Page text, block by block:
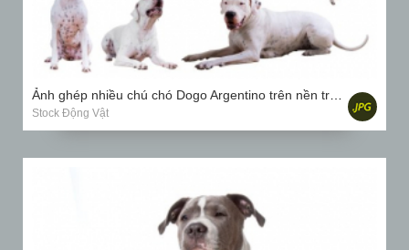
Ảnh ghép nhiều chú chó Dogo Argentino trên nền trắng
Stock Động Vật